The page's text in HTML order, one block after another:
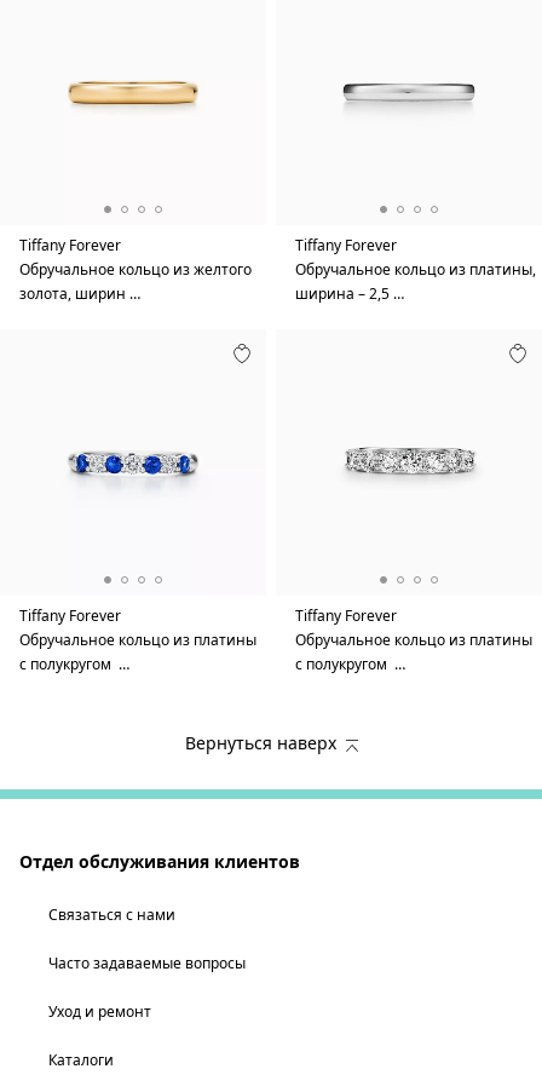
Tiffany Forever
Обручальное кольцо из желтого
золота, ширин …
Tiffany Forever
Обручальное кольцо из платины,
ширина – 2,5 …
Tiffany Forever
Обручальное кольцо из платины
с полукругом …
Tiffany Forever
Обручальное кольцо из платины
с полукругом …
Вернуться наверх
Отдел обслуживания клиентов
Связаться с нами
Часто задаваемые вопросы
Уход и ремонт
Каталоги